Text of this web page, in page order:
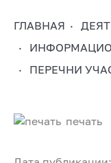
ГЛАВНАЯ
ПЕРЕЧНИ
печать